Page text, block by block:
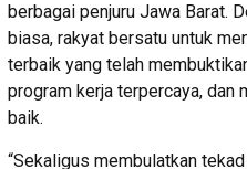
berbagai penjuru Jawa Barat.
biasa, rakyat bersatu untuk
terbaik yang telah
program kerja terpercaya, dan
baik.
“Sekaligus membulatkan